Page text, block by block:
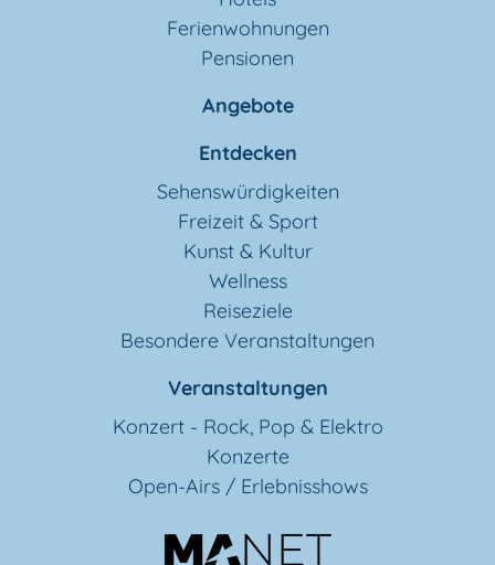
Ferienwohnungen
Pensionen
Angebote
Entdecken
Sehenswürdigkeiten
Freizeit & Sport
Kunst & Kultur
Wellness
Reiseziele
Besondere Veranstaltungen
Veranstaltungen
Konzert - Rock, Pop & Elektro
Konzerte
Open-Airs / Erlebnisshows